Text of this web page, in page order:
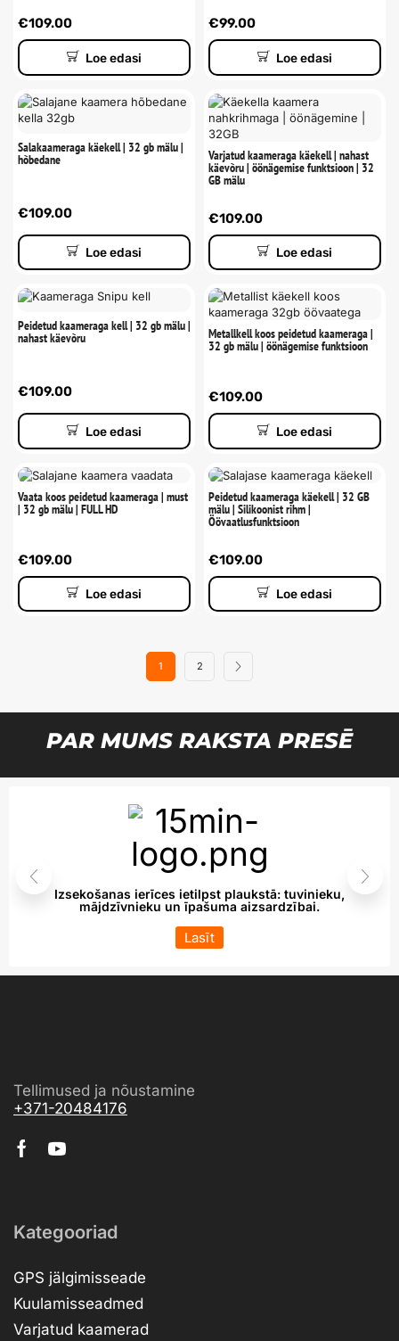
€109.00
Loe edasi
€99.00
Loe edasi
Salakaameraga käekell | 32 gb mälu |
hõbedane
€109.00
Loe edasi
Varjatud kaameraga käekell | nahast
käevõru | öönägemise funktsioon | 32
GB mälu
€109.00
Loe edasi
Peidetud kaameraga kell | 32 gb mälu |
nahast käevõru
€109.00
Loe edasi
Metallkell koos peidetud kaameraga |
32 gb mälu | öönägemise funktsioon
€109.00
Loe edasi
Vaata koos peidetud kaameraga | must
| 32 gb mälu | FULL HD
€109.00
Loe edasi
Peidetud kaameraga käekell | 32 GB
mälu | Silikoonist rihm |
Öövaatlusfunktsioon
€109.00
Loe edasi
1 2
PAR MUMS RAKSTA PRESĒ
Izsekošanas ierīces ietilpst plaukstā: tuvinieku,
mājdzīvnieku un īpašuma aizsardzībai.
Lasīt
Tellimused ja nõustamine
+371-20484176
Kategooriad
GPS jälgimisseade
Kuulamisseadmed
Varjatud kaamerad